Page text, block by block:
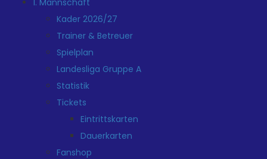
1. Mannschaft
Kader 2026/27
Trainer & Betreuer
Spielplan
Landesliga Gruppe A
Statistik
Tickets
Eintrittskarten
Dauerkarten
Fanshop